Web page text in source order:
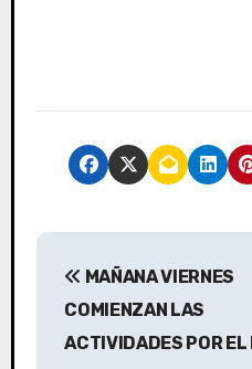
N
MAÑANA VIERNES
COMIENZAN LAS
ACTIVIDADES POR EL